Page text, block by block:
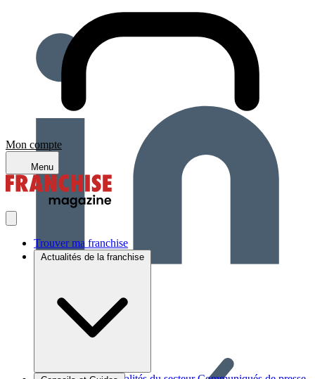
Mon compte
Menu
Trouver ma franchise
Actualités de la franchise